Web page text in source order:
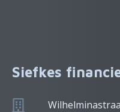
Siefkes